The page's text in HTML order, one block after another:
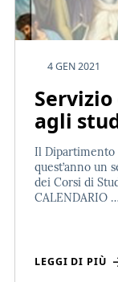
4 GEN 2021
agli
Il Dipartimento
quest’anno un
dei Corsi di
CALENDARIO …
LEGGI DI PIÙ